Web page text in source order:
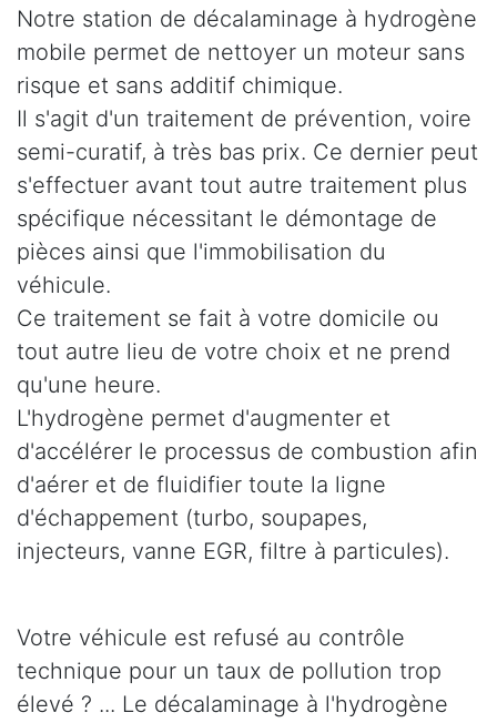
Notre station de décalaminage à hydrogène
mobile permet de nettoyer un moteur sans
risque et sans additif chimique.
Il s'agit d'un traitement de prévention, voire
semi-curatif, à très bas prix. Ce dernier peut
s'effectuer avant tout autre traitement plus
spécifique nécessitant le démontage de
pièces ainsi que l'immobilisation du
véhicule.
Ce traitement se fait à votre domicile ou
tout autre lieu de votre choix et ne prend
qu'une heure.
L'hydrogène permet d'augmenter et
d'accélérer le processus de combustion afin
d'aérer et de fluidifier toute la ligne
d'échappement (turbo, soupapes,
injecteurs, vanne EGR, filtre à particules).
Votre véhicule est refusé au contrôle
technique pour un taux de pollution trop
élevé ? ... Le décalaminage à l'hydrogène